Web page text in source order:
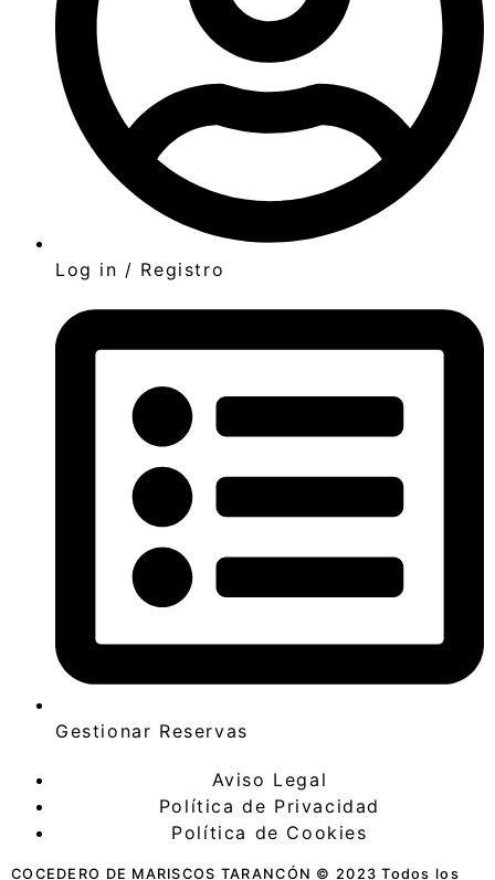
Log in / Registro
Gestionar Reservas
Aviso Legal
Política de Privacidad
Política de Cookies
COCEDERO DE MARISCOS TARANCÓN © 2023 Todos los